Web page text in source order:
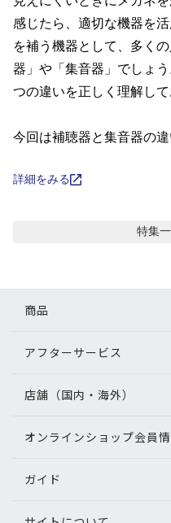
グッズ・小物
ブランドを探す
レビュー
ブログ
感じたら、適切な機器を
を補う機器として、多く
器」や「集音器」でしょ
つの違いを正しく理解して
今回は補聴器と集音器の
詳細をみる
特集
商品
メガネ
サングラス
補聴器
グッズ・小物
アフターサービス
アフターサービス
メガネの不具合、修理につ
補聴器に関するアフターサ
店舗（国内・海外）
店舗検索
オンラインショップ会員
ログイン
ガイド